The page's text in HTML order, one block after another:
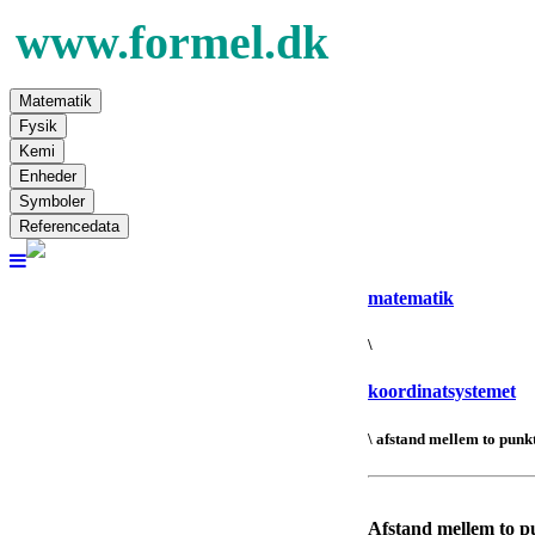
Matematik
Fysik
Kemi
Enheder
Symboler
Referencedata
matematik
\
koordinatsystemet
\ afstand mellem to
Afstand mellem to